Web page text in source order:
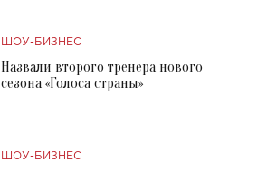
ШОУ-БИЗНЕС
Назвали второго тренера нового
сезона «Голоса страны»
ШОУ-БИЗНЕС